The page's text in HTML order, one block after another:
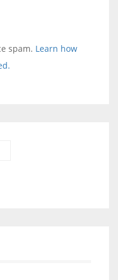
spam. Learn how